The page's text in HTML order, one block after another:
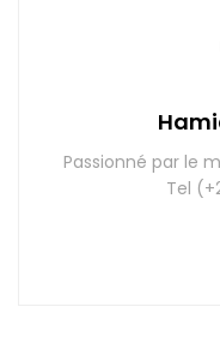
Passionné par le
Tel